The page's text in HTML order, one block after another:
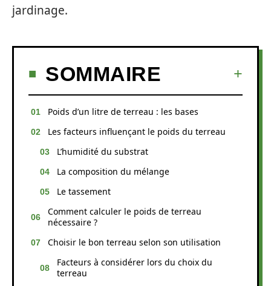
jardinage.
SOMMAIRE
Poids d’un litre de terreau : les bases
Les facteurs influençant le poids du terreau
L’humidité du substrat
La composition du mélange
Le tassement
Comment calculer le poids de terreau
nécessaire ?
Choisir le bon terreau selon son utilisation
Facteurs à considérer lors du choix du
terreau